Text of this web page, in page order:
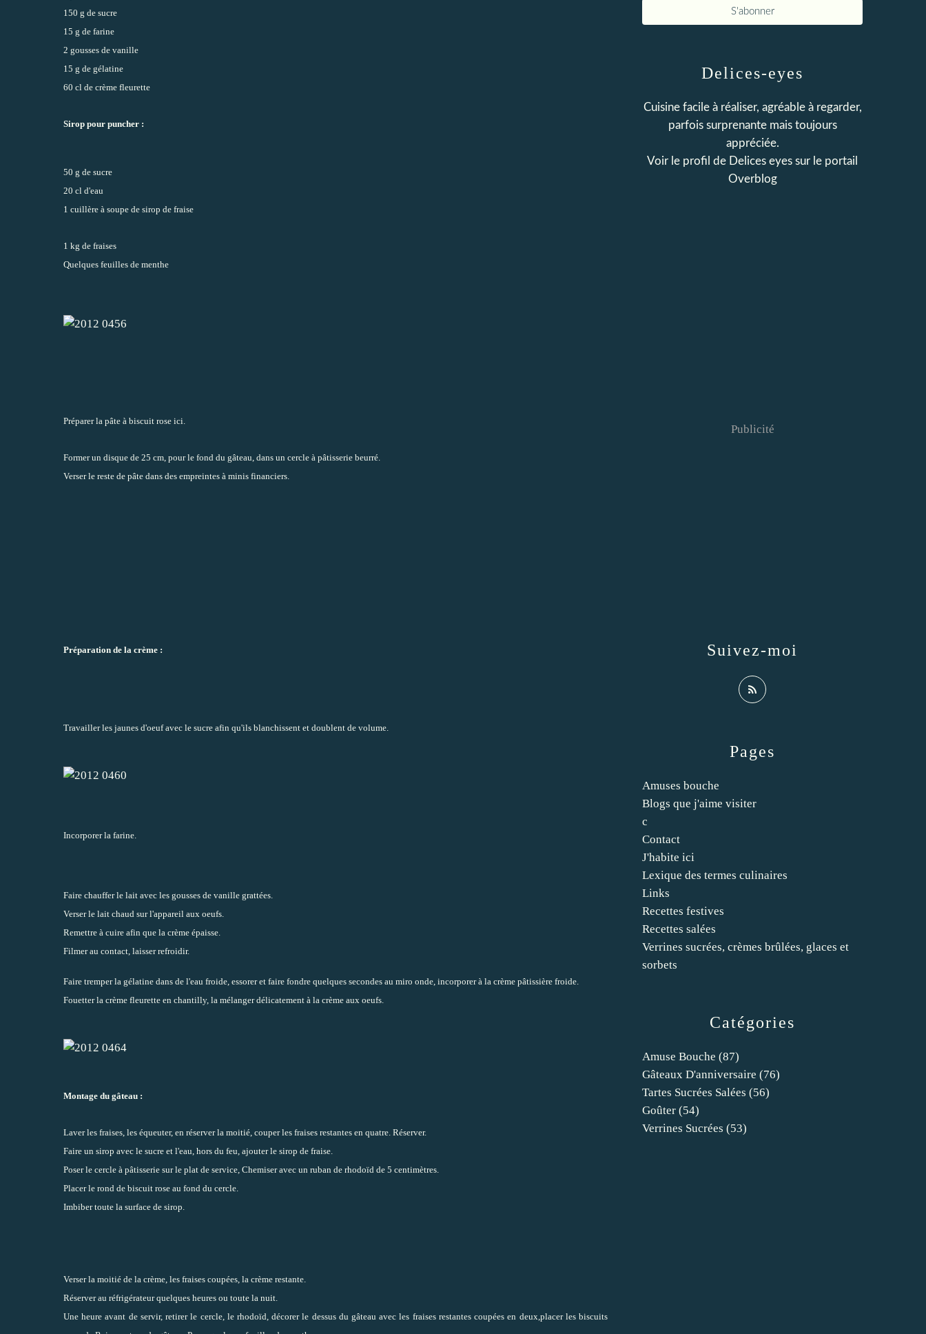
150 g de sucre
15 g de farine
2 gousses de vanille
15 g de gélatine
60 cl de crème fleurette
Sirop pour puncher :
50 g de sucre
20 cl d'eau
1 cuillère à soupe de sirop de fraise
1 kg de fraises
Quelques feuilles de menthe
Préparer la pâte à biscuit rose ici.
Former un disque de 25 cm, pour le fond du gâteau, dans un cercle à pâtisserie beurré.
Verser le reste de pâte dans des empreintes à minis financiers.
Préparation de la crème :
Travailler les jaunes d'oeuf avec le sucre afin qu'ils blanchissent et doublent de volume.
Incorporer la farine.
Faire chauffer le lait avec les gousses de vanille grattées.
Verser le lait chaud sur l'appareil aux oeufs.
Remettre à cuire afin que la crème épaisse.
Filmer au contact, laisser refroidir.
Faire tremper la gélatine dans de l'eau froide, essorer et faire fondre quelques secondes au miro onde, incorporer à la crème pâtissière froide.
Fouetter la crème fleurette en chantilly, la mélanger délicatement à la crème aux oeufs.
Montage du gâteau :
Laver les fraises, les équeuter, en réserver la moitié, couper les fraises restantes en quatre. Réserver.
Faire un sirop avec le sucre et l'eau, hors du feu, ajouter le sirop de fraise.
Poser le cercle à pâtisserie sur le plat de service, Chemiser avec un ruban de rhodoïd de 5 centimètres.
Placer le rond de biscuit rose au fond du cercle.
Imbiber toute la surface de sirop.
Verser la moitié de la crème, les fraises coupées, la crème restante.
Réserver au réfrigérateur quelques heures ou toute la nuit.
Une heure avant de servir, retirer le cercle, le rhodoïd, décorer le dessus du gâteau avec les fraises restantes coupées en deux,placer les biscuits
Catégories
Amuse Bouche (87)
Gâteaux D'anniversaire (76)
Tartes Sucrées Salées (56)
Goûter (54)
Verrines Sucrées (53)
Pages
Amuses bouche
Blogs que j'aime visiter
c
Contact
J'habite ici
Lexique des termes culinaires
Links
Recettes festives
Recettes salées
Verrines sucrées, crèmes brûlées, glaces et
sorbets
Delices-eyes
Cuisine facile à réaliser, agréable à regarder,
parfois surprenante mais toujours
appréciée.
Voir le profil de Delices eyes sur le portail
Overblog
Suivez-moi
Publicité